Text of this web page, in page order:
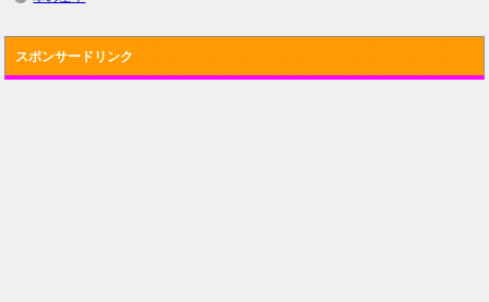
スポンサードリンク